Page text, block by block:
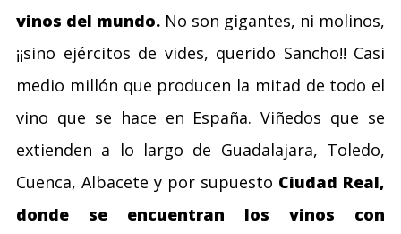
vinos del mundo. No son gigantes, ni molinos,
¡¡sino ejércitos de vides, querido Sancho!! Casi
medio millón que producen la mitad de todo el
vino que se hace en España. Viñedos que se
extienden a lo largo de Guadalajara, Toledo,
Cuenca, Albacete y por supuesto Ciudad Real,
donde se encuentran los vinos con